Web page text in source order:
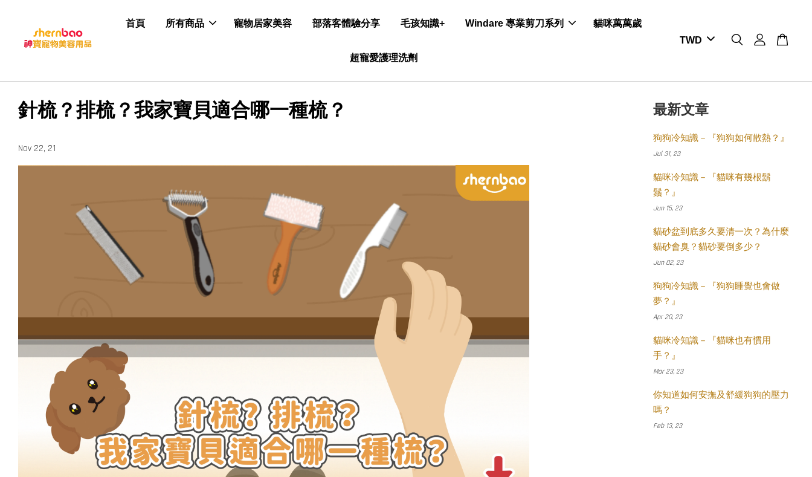
首頁 所有商品 寵物居家美容 部落客體驗分享 毛孩知識+ Windare 專業剪刀系列 貓咪萬萬歲
超寵愛護理洗劑
針梳？排梳？我家寶貝適合哪一種梳？
Nov 22, 21
最新文章
狗狗冷知識－『狗狗如何散熱？』
Jul 31, 23
貓咪冷知識－『貓咪有幾根鬍
鬚？』
Jun 15, 23
貓砂盆到底多久要清一次？為什麼
貓砂會臭？貓砂要倒多少？
Jun 02, 23
狗狗冷知識－『狗狗睡覺也會做
夢？』
Apr 20, 23
貓咪冷知識－『貓咪也有慣用
手？』
Mar 23, 23
你知道如何安撫及舒緩狗狗的壓力
嗎？
Feb 13, 23